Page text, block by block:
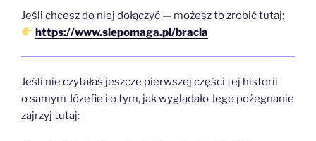
Jeśli chcesz do niej dołączyć — możesz to zrobić tutaj:
https://www.siepomaga.pl/bracia
Jeśli nie czytałaś jeszcze pierwszej części tej historii
o samym Józefie i o tym, jak wyglądało Jego pożegnanie
zajrzyj tutaj: